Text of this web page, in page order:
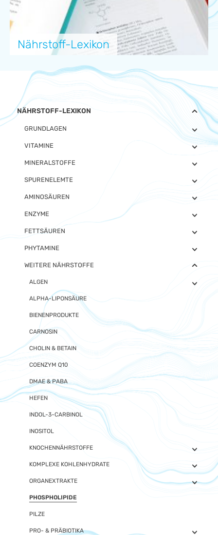
Nährstoff-Lexikon
NÄHRSTOFF-LEXIKON
GRUNDLAGEN
VITAMINE
MINERALSTOFFE
SPURENELEMTE
AMINOSÄUREN
ENZYME
FETTSÄUREN
PHYTAMINE
WEITERE NÄHRSTOFFE
ALGEN
ALPHA-LIPONSÄURE
BIENENPRODUKTE
CARNOSIN
CHOLIN & BETAIN
COENZYM Q10
DMAE & PABA
HEFEN
INDOL-3-CARBINOL
INOSITOL
KNOCHENNÄHRSTOFFE
KOMPLEXE KOHLENHYDRATE
ORGANEXTRAKTE
PHOSPHOLIPIDE
PILZE
PRO- & PRÄBIOTIKA